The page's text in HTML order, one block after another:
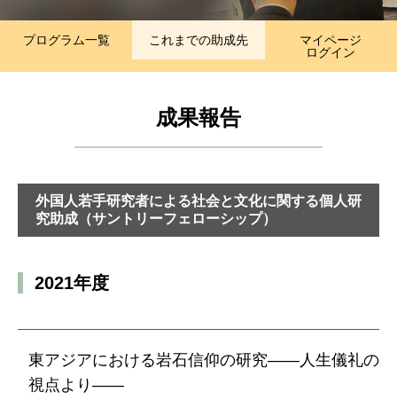
プログラム一覧 これまでの助成先
マイページ
ログイン
成果報告
外国人若手研究者による社会と文化に関する個人研
究助成（サントリーフェローシップ）
2021年度
東アジアにおける岩石信仰の研究――人生儀礼の
視点より――